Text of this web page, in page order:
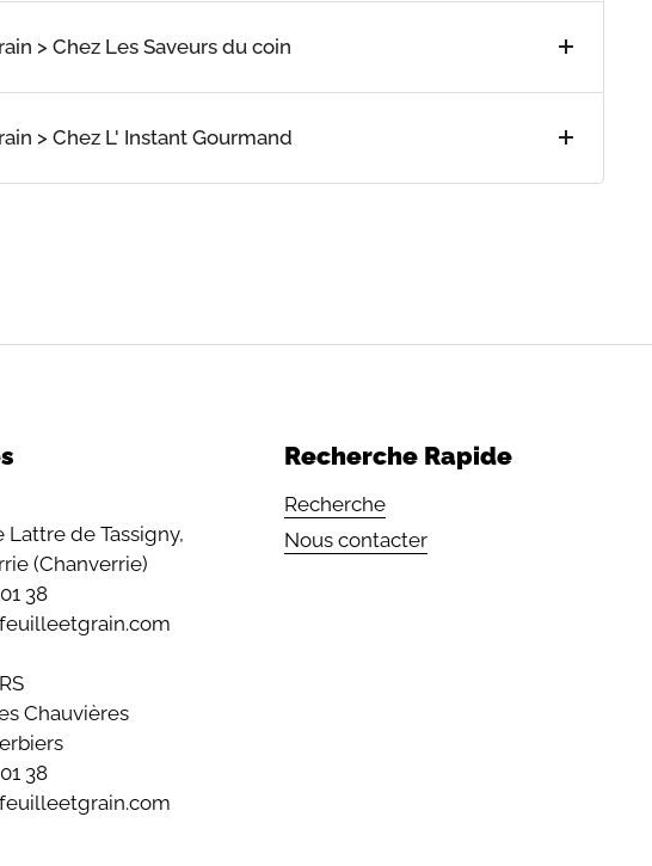
> Chez Les Saveurs du coin
> Chez L' Instant Gourmand
Lattre de Tassigny,
(Chanverrie)
38
Chauvières
38
Recherche Rapide
Recherche
Nous contacter